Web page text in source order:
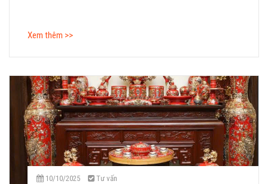
Xem thêm >>
10/10/2025 Tư vấn